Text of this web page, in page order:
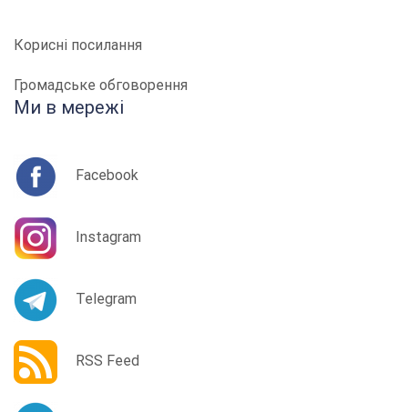
Корисні посилання
Громадське обговорення
Ми в мережі
Facebook
Instagram
Telegram
RSS Feed